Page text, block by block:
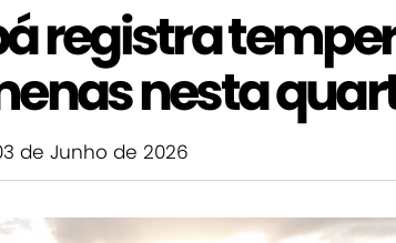
registra
nesta
de Junho de 2026